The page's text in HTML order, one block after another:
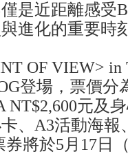
是近距離感受
進化的重要時
OF VIEW>
登場，票價分
NT$2,600元及
、A3活動海報
將於5月17日